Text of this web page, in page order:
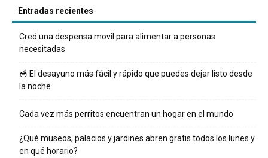
Entradas recientes
Creó una despensa movil para alimentar a personas
necesitadas
🥣 El desayuno más fácil y rápido que puedes dejar listo desde
la noche
Cada vez más perritos encuentran un hogar en el mundo
¿Qué museos, palacios y jardines abren gratis todos los lunes y
en qué horario?